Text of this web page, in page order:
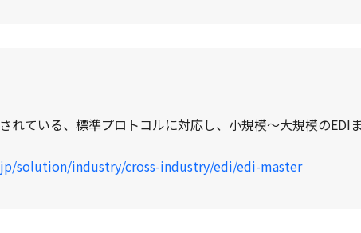
れている、標準プロトコルに対応し、小規模～大規模のEDI
solution/industry/cross-industry/edi/edi-master